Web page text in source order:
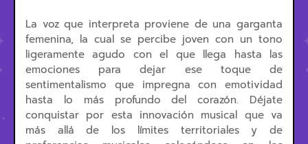
La voz que interpreta proviene de una garganta
femenina, la cual se percibe joven con un tono
ligeramente agudo con el que llega hasta las
emociones para dejar ese toque de
sentimentalismo que impregna con emotividad
hasta lo más profundo del corazón. Déjate
conquistar por esta innovación musical que va
más allá de los límites territoriales y de